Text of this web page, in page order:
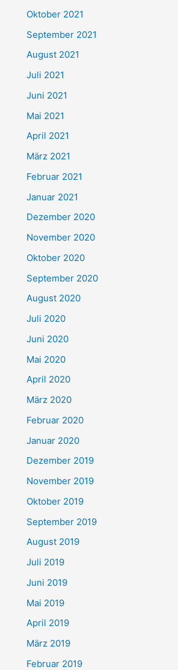
e
n
h
:
Oktober 2021
September 2021
August 2021
Juli 2021
Juni 2021
Mai 2021
April 2021
März 2021
Februar 2021
Januar 2021
Dezember 2020
November 2020
Oktober 2020
September 2020
August 2020
Juli 2020
Juni 2020
Mai 2020
April 2020
März 2020
Februar 2020
Januar 2020
Dezember 2019
November 2019
Oktober 2019
September 2019
August 2019
Juli 2019
Juni 2019
Mai 2019
April 2019
März 2019
Februar 2019